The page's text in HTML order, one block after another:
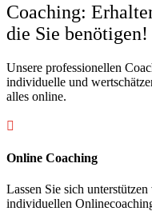
Coaching:
die Sie benötigen!
Unsere professionellen
individuelle und
alles online.

Online Coaching
Lassen Sie sich
individuellen